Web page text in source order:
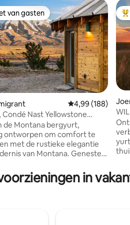
4,97 op 5, 344 recensies
van gasten
van gasten
Gemiddelde
4,99 (188)
Nast Yellowstone
de Montana bergyurt,
ontworpen om comfort te
met de rustieke elegantie
van Montana. Genesteld
van besneeuwde toppen
heeft dit kleine huis een
in